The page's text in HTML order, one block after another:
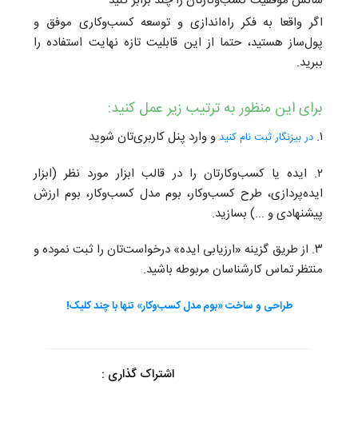
اگر واقعا به فکر راه‌اندازی و توسعه کسب‌و‌کاری موفق و
پول‌ساز هستید، حتما از این قابلیت تازه نهایت استفاده را
ببرید.
برای این منظور به ترتیب زیر عمل کنید:
۱. در بیزنگار ثبت نام کنید و وارد پنل کاربری‌تان شوید
۲. ایده یا کسب‌وکارتان را در قالب ابزار مورد نظر (ابزار
ایده‌پردازی، طرح کسب‌و‌کار،‌ بوم مدل کسب‌و‌کار، بوم ارزش
پیشنهادی و ...) بسازید.
۳. از طریق گزینه «ارزیابی ایده‌» درخواست‌تان را ثبت نموده و
منتظر تماس کارشناسان مربوطه باشید.
طراحی و ساخت «بوم مدل کسب‌و‌کار» تنها با چند کلیک!
اشتراک گذاری :